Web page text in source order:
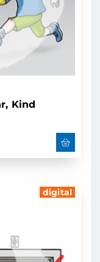
Kind
digital